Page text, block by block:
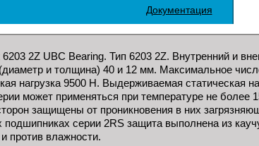
Документация
2Z UBC Bearing. Тип 6203 2Z. Внутренний и
и толщина) 40 и 12 мм. Максимальное
нагрузка 9500 Н. Выдерживаемая статическая
может применяться при температуре не более
защищены от проникновения в них
серии 2RS защита выполнена из
против влажности.